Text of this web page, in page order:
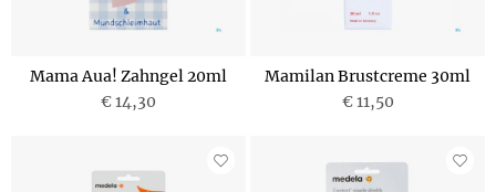
Mama Aua! Zahngel 20ml
€ 14,30
Mamilan Brustcreme 30ml
€ 11,50